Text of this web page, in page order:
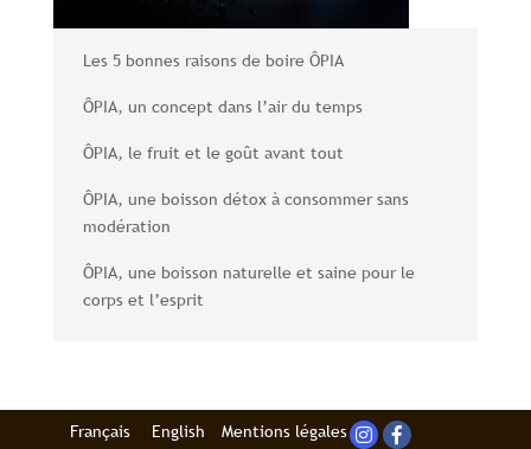
Les 5 bonnes raisons de boire ÔPIA
ÔPIA, un concept dans l’air du temps
ÔPIA, le fruit et le goût avant tout
ÔPIA, une boisson détox à consommer sans
modération
ÔPIA, une boisson naturelle et saine pour le
corps et l’esprit
Français English Mentions légales